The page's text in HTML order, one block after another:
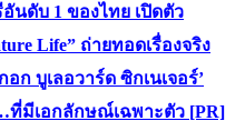
นดับ 1 ของไทย เปิดตัว
Life” ถ่ายทอดเรื่องจริง
ก บูเลอวาร์ด ซิกเนเจอร์’
มีเอกลักษณ์เฉพาะตัว [PR]